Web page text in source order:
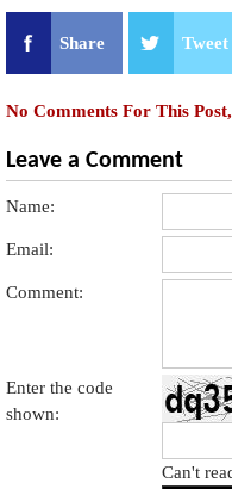
Share Tweet
No Comments For This
Leave a Comment
Name:
Email:
Comment:
Enter the code
shown:
Can't